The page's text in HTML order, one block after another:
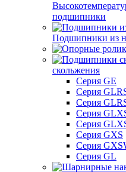
подшипники
Подшипники из
скольжения
Серия GE
Серия
Серия
Серия
Серия
Серия GXS
Серия
Серия GL